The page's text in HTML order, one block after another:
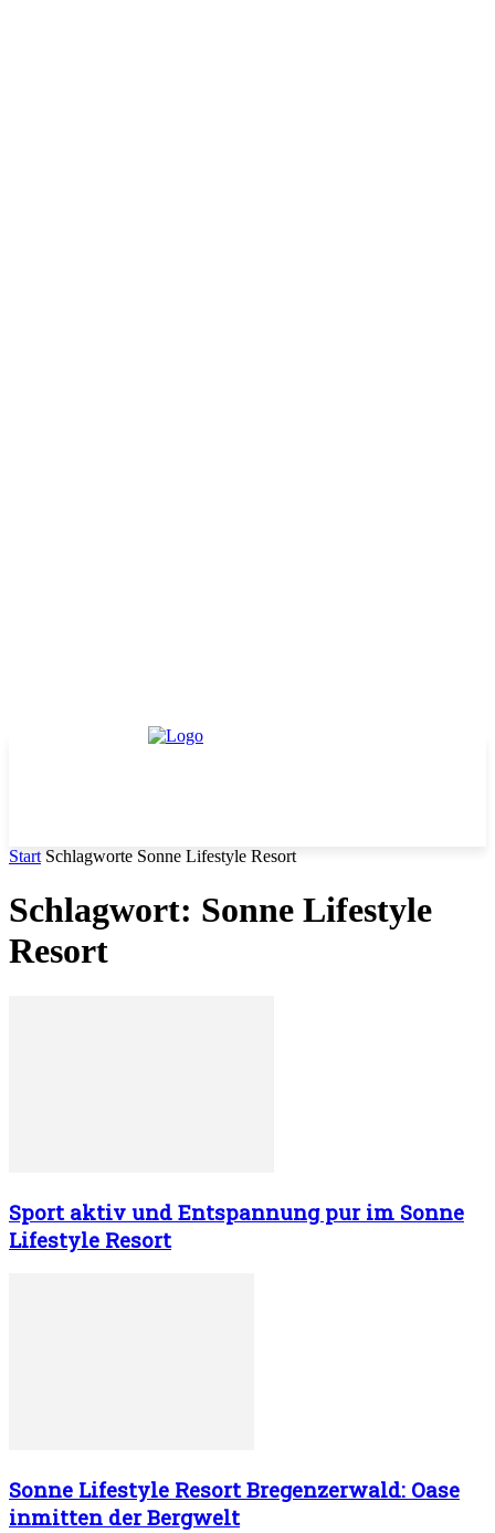
Start Schlagworte Sonne Lifestyle Resort
Schlagwort: Sonne Lifestyle
Resort
Sport aktiv und Entspannung pur im Sonne
Lifestyle Resort
Sonne Lifestyle Resort Bregenzerwald: Oase
inmitten der Bergwelt